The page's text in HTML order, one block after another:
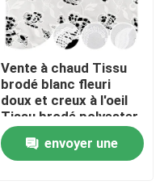
Vente à chaud Tissu
brodé blanc fleuri
doux et creux à l'oeil
Tissu brodé polyester
envoyer une